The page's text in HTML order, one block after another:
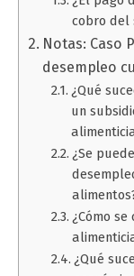
cobro del
Notas: Caso
desempleo
¿Qué
un
¿Se
¿Cómo
¿Qué